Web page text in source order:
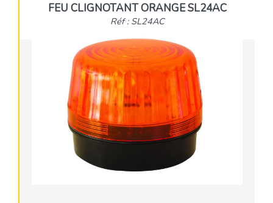
FEU CLIGNOTANT ORANGE SL24AC
Réf : SL24AC